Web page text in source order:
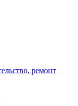
ремонт